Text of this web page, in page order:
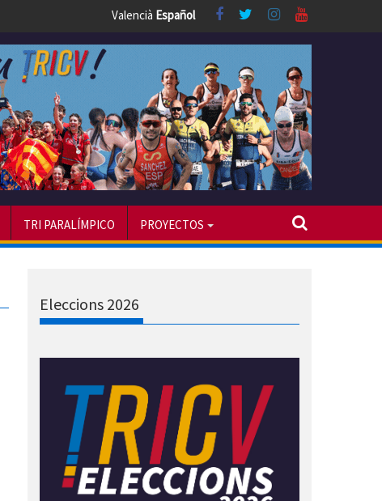
Valencià Español
TRI PARALÍMPICO PROYECTOS
Eleccions 2026